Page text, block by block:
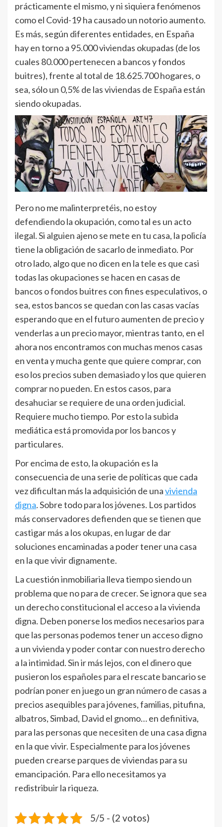
prácticamente el mismo, y ni siquiera fenómenos
como el Covid-19 ha causado un notorio aumento.
Es más, según diferentes entidades, en España
hay en torno a 95.000 viviendas okupadas (de los
cuales 80.000 pertenecen a bancos y fondos
buitres), frente al total de 18.625.700 hogares, o
sea, sólo un 0,5% de las viviendas de España están
siendo okupadas.
Pero no me malinterpretéis, no estoy
defendiendo la okupación, como tal es un acto
ilegal. Si alguien ajeno se mete en tu casa, la policía
tiene la obligación de sacarlo de inmediato. Por
otro lado, algo que no dicen en la tele es que casi
todas las okupaciones se hacen en casas de
bancos o fondos buitres con fines especulativos, o
sea, estos bancos se quedan con las casas vacías
esperando que en el futuro aumenten de precio y
venderlas a un precio mayor, mientras tanto, en el
ahora nos encontramos con muchas menos casas
en venta y mucha gente que quiere comprar, con
eso los precios suben demasiado y los que quieren
comprar no pueden. En estos casos, para
desahuciar se requiere de una orden judicial.
Requiere mucho tiempo. Por esto la subida
mediática está promovida por los bancos y
particulares.
Por encima de esto, la okupación es la
consecuencia de una serie de políticas que cada
vez dificultan más la adquisición de unavivienda
digna. Sobre todo para los jóvenes. Los partidos
más conservadores defienden que se tienen que
castigar más a los okupas, en lugar de dar
soluciones encaminadas a poder tener una casa
en la que vivir dignamente.
La cuestión inmobiliaria lleva tiempo siendo un
problema que no para de crecer. Se ignora que sea
un derecho constitucional el acceso a la vivienda
digna. Deben ponerse los medios necesarios para
que las personas podemos tener un acceso digno
a un vivienda y poder contar con nuestro derecho
a la intimidad. Sin ir más lejos, con el dinero que
pusieron los españoles para el rescate bancario se
podrían poner en juego un gran número de casas a
precios asequibles para jóvenes, familias, pitufina,
albatros, Simbad, David el gnomo… en definitiva,
para las personas que necesiten de una casa digna
en la que vivir. Especialmente para los jóvenes
pueden crearse parques de viviendas para su
emancipación. Para ello necesitamos ya
redistribuir la riqueza.
5/5 - (2 votos)